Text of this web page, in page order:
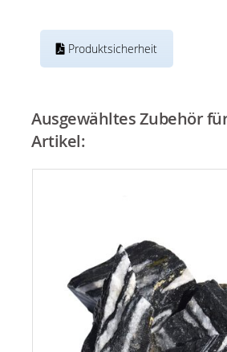
Produktsicherheit
Ausgewähltes Zubehör
Artikel: